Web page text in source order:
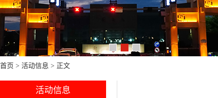
首页 > 活动信息 > 正文
活动信息